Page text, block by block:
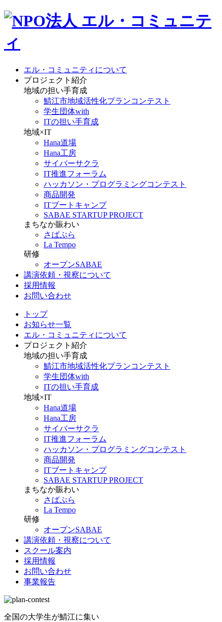
エル・コミュニティについて
プロジェクト紹介
地域の担い手育成
鯖江市地域活性化プランコンテスト
学生団体with
ITの担い手育成
地域×IT
Hana道場
Hana工房
サイバーサクラ
IT推進フォーラム
ハッカソン・プログラミングコンテスト
商品開発
ITブートキャンプ
SABAE STARTUP PROJECT
まちなか賑わい
さばぷら
La Tempo
研修
オープンSABAE
講演依頼・視察について
採用情報
お問い合わせ
トップ
お知らせ一覧
エル・コミュニティについて
プロジェクト紹介
地域の担い手育成
鯖江市地域活性化プランコンテスト
学生団体with
ITの担い手育成
地域×IT
Hana道場
Hana工房
サイバーサクラ
IT推進フォーラム
ハッカソン・プログラミングコンテスト
商品開発
ITブートキャンプ
SABAE STARTUP PROJECT
まちなか賑わい
さばぷら
La Tempo
研修
オープンSABAE
講演依頼・視察について
スクール案内
採用情報
お問い合わせ
事業報告
全国の大学生が鯖江に集い